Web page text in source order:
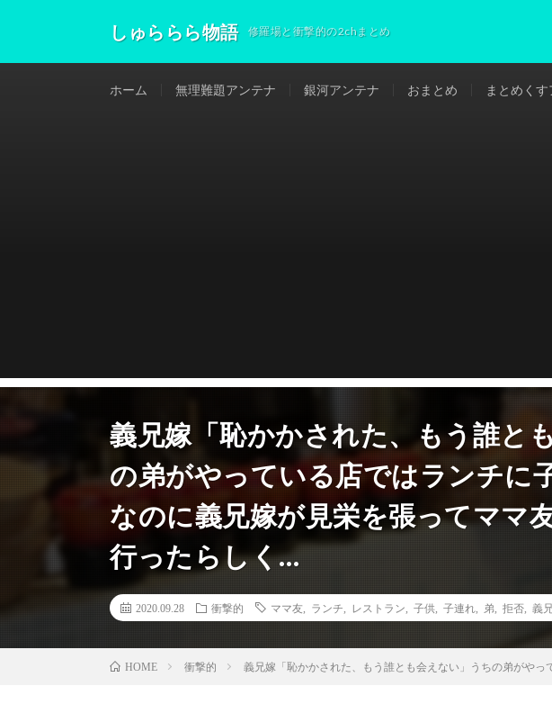
しゅららら物語 修羅場と衝撃的の2chまとめ
ホーム 無理難題アンテナ 銀河アンテナ おまとめ まとめく
義兄嫁「恥かかされた、もう誰と
の弟がやっている店ではランチに
なのに義兄嫁が見栄を張ってママ
行ったらしく…
2020.09.28 衝撃的 ママ友 ランチ レストラン 子供 子連れ 弟 拒否 義
HOME 衝撃的 義兄嫁「恥かかされた、もう誰とも会えない」うちの弟がや